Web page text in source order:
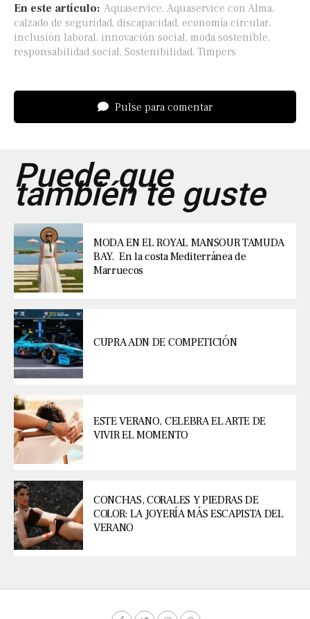
En este artículo: Aquaservice, Aquaservice con Alma,
calzado de seguridad, discapacidad, economía circular,
inclusión laboral, innovación social, moda sostenible,
responsabilidad social, Sostenibilidad, Timpers
Pulse para comentar
Puede que
también te guste
MODA EN EL ROYAL MANSOUR TAMUDA
BAY. En la costa Mediterránea de
Marruecos
CUPRA ADN DE COMPETICIÓN
ESTE VERANO, CELEBRA EL ARTE DE
VIVIR EL MOMENTO
CONCHAS, CORALES Y PIEDRAS DE
COLOR: LA JOYERÍA MÁS ESCAPISTA DEL
VERANO